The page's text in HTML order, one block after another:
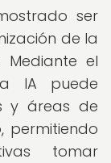
ser
de la
Mediante el
IA puede
y áreas de
permitiendo
tomar